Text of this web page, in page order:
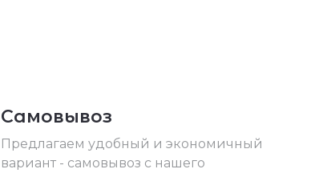
Самовывоз
Предлагаем удобный и экономичный
вариант - самовывоз с нашего